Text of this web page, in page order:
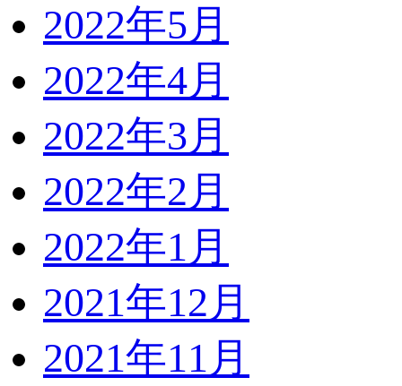
2022年5月
2022年4月
2022年3月
2022年2月
2022年1月
2021年12月
2021年11月